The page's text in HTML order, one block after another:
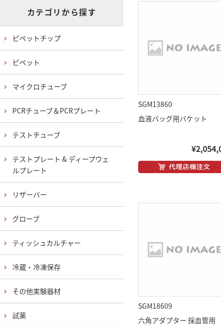
SGM13860
血液バッグ用バケット
SGM18609
六角アダプター 採血管用
カテゴリから探す
ピペットチップ
ピペット
マイクロチューブ
PCRチューブ＆PCRプレート
テストチューブ
テストプレート & ディープウェ
ルプレート
リザーバー
グローブ
ティッシュカルチャー
冷蔵・冷凍保存
その他実験器材
試薬